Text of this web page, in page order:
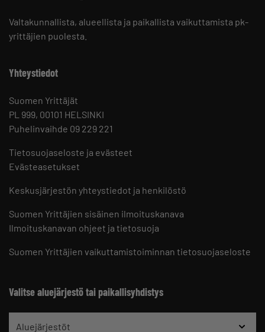
Valtakunnallista, alueellista ja paikallista vaikuttamista pk-
yrittäjien puolesta.
Yhteystiedot
Suomen Yrittäjät
PL 999, 00101 HELSINKI
Puhelinvaihde 09 229 221
Tietosuojaseloste ja evästeet
Evästeasetukset
Keskusjärjestön yhteystiedot ja henkilöstö
Suomen Yrittäjien sisäinen ilmoituskanava
Ilmoituskanavan ohjeet ja tietosuoja
Suomen Yrittäjien vaikuttamistoiminnan tietosuojaseloste
Valitse aluejärjestö tai paikallisyhdistys
Aluejärjestöt